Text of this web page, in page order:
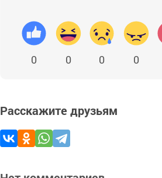
0 0 0 0
Расскажите друзьям